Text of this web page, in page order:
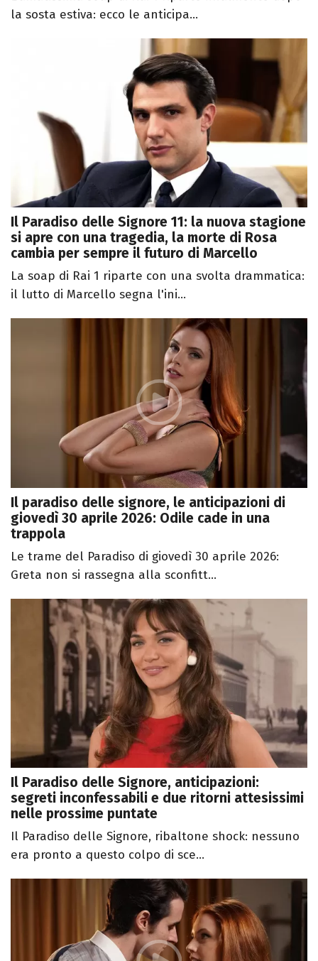
la sosta estiva: ecco le anticipa...
Il Paradiso delle Signore 11: la nuova stagione
si apre con una tragedia, la morte di Rosa
cambia per sempre il futuro di Marcello
La soap di Rai 1 riparte con una svolta drammatica:
il lutto di Marcello segna l'ini...
Il paradiso delle signore, le anticipazioni di
giovedì 30 aprile 2026: Odile cade in una
trappola
Le trame del Paradiso di giovedì 30 aprile 2026:
Greta non si rassegna alla sconfitt...
Il Paradiso delle Signore, anticipazioni:
segreti inconfessabili e due ritorni attesissimi
nelle prossime puntate
Il Paradiso delle Signore, ribaltone shock: nessuno
era pronto a questo colpo di sce...